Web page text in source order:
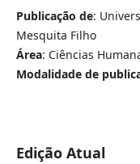
Publicação de:
Mesquita Filho
Área: Ciências
Modalidade de
Edição Atual